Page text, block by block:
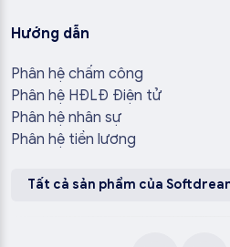
Hướng dẫn
Phân hệ chấm công
Phân hệ HĐLĐ Điện tử
Phân hệ nhân sự
Phân hệ tiền lương
Tất cả sản phẩm của